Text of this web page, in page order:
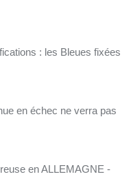
: les Bleues fixées
en échec ne verra pas
en ALLEMAGNE -